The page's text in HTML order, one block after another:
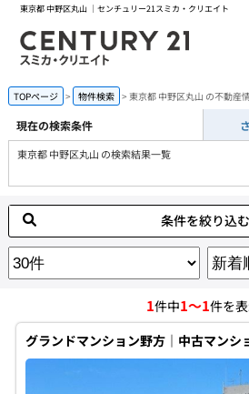
東京都 中野区丸山 ｜センチュリー21スミカ・クリエイト
ホーム
当社について
買いたい
売りたい
コンテンツ
採用情報
TOPページ 物件検索 東京都 中野区丸山 の不動産
現在の検索条件
東京都 中野区丸山 の検索結果一覧
条件を絞り込む
1件中1～1件を
グランドマンション野方｜中古マンシ